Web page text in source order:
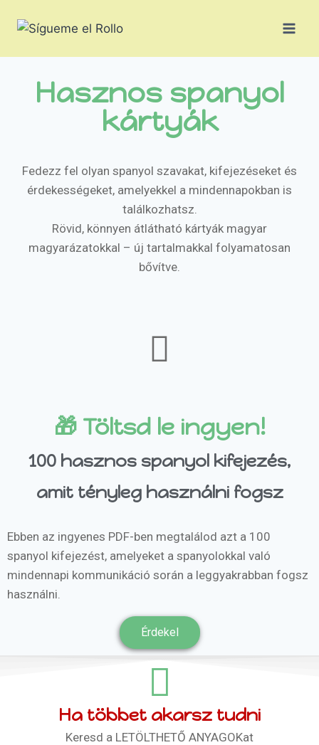
Hasznos spanyol
kártyák
Fedezz fel olyan spanyol szavakat, kifejezéseket és
érdekességeket, amelyekkel a mindennapokban is
találkozhatsz.
Rövid, könnyen átlátható kártyák magyar
magyarázatokkal – új tartalmakkal folyamatosan
bővítve.
🎁 Töltsd le ingyen!
100 hasznos spanyol kifejezés,
amit tényleg használni fogsz
Ebben az ingyenes PDF-ben megtalálod azt a 100
spanyol kifejezést, amelyeket a spanyolokkal való
mindennapi kommunikáció során a leggyakrabban fogsz
használni.
Érdekel
Ha többet akarsz tudni
Keresd a LETÖLTHETŐ ANYAGOKat